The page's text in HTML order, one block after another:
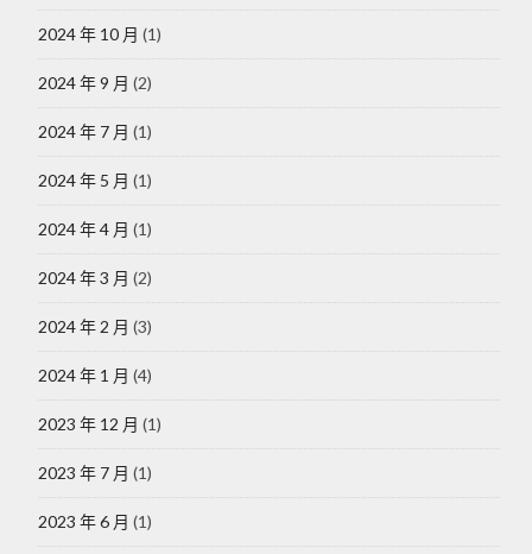
2024 年 10 月 (1)
2024 年 9 月 (2)
2024 年 7 月 (1)
2024 年 5 月 (1)
2024 年 4 月 (1)
2024 年 3 月 (2)
2024 年 2 月 (3)
2024 年 1 月 (4)
2023 年 12 月 (1)
2023 年 7 月 (1)
2023 年 6 月 (1)